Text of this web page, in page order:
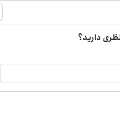
دارید؟